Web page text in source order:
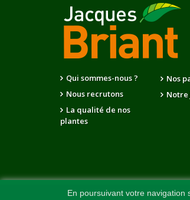
Qui sommes-nous ?
Nous recrutons
La qualité de nos
plantes
Nos
En poursuivant votre navigation